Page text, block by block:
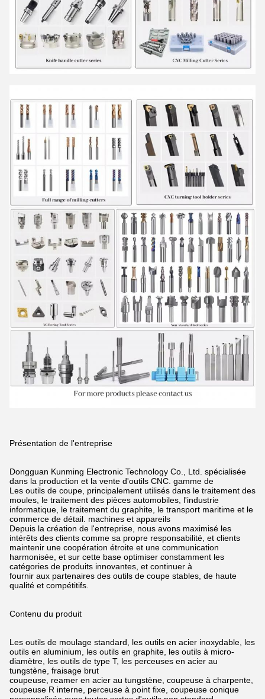
Présentation de l'entreprise
Dongguan Kunming Electronic Technology Co., Ltd. spécialisée
dans la production et la vente d'outils CNC. gamme de
Les outils de coupe, principalement utilisés dans le traitement des
moules, le traitement des pièces automobiles, l'industrie
informatique, le traitement du graphite, le transport maritime et le
commerce de détail. machines et appareils
Depuis la création de l'entreprise, nous avons maximisé les
intérêts des clients comme sa propre responsabilité, et clients
maintenir une coopération étroite et une communication
harmonisée, et sur cette base optimiser constamment les
catégories de produits innovantes, et continuer à
fournir aux partenaires des outils de coupe stables, de haute
qualité et compétitifs.
Contenu du produit
Les outils de moulage standard, les outils en acier inoxydable, les
outils en aluminium, les outils en graphite, les outils à micro-
diamètre, les outils de type T, les perceuses en acier au
tungstène, fraisage brut
coupeuse, reamer en acier au tungstène, coupeuse à charpente,
coupeuse R interne, perceuse à point fixe, coupeuse conique